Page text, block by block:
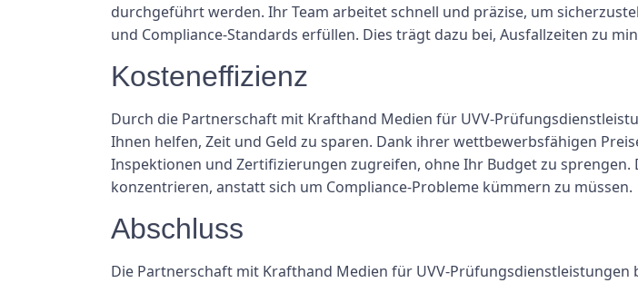
durchgeführt werden. Ihr Team arbeitet schnell und präzise, ​​um
und Compliance-Standards erfüllen. Dies trägt dazu bei, Ausfallzeiten zu
Kosteneffizienz
Durch die Partnerschaft mit Krafthand Medien für UVV-
Ihnen helfen, Zeit und Geld zu sparen. Dank ihrer wettbewerbsfähigen
Inspektionen und Zertifizierungen zugreifen, ohne Ihr Budget zu
konzentrieren, anstatt sich um Compliance-Probleme kümmern zu müssen.
Abschluss
Die Partnerschaft mit Krafthand Medien für UVV-